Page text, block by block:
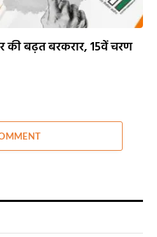
की बढ़त बरकरार, 15वें चरण